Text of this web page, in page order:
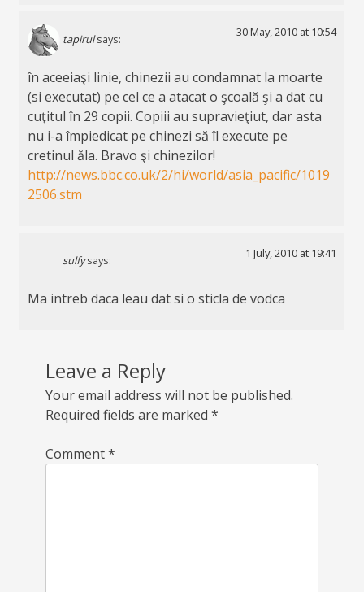
tapirul says:
30 May, 2010 at 10:54
în aceeiaşi linie, chinezii au condamnat la moarte
(si executat) pe cel ce a atacat o şcoală şi a dat cu
cuţitul în 29 copii. Copiii au supravieţiut, dar asta
nu i-a împiedicat pe chinezi să îl execute pe
cretinul ăla. Bravo şi chinezilor!
http://news.bbc.co.uk/2/hi/world/asia_pacific/1019
2506.stm
sulfy says:
1 July, 2010 at 19:41
Ma intreb daca leau dat si o sticla de vodca
Leave a Reply
Your email address will not be published.
Required fields are marked *
Comment*